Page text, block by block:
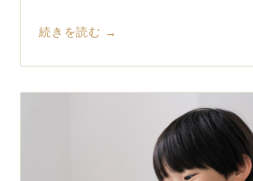
続きを読む →